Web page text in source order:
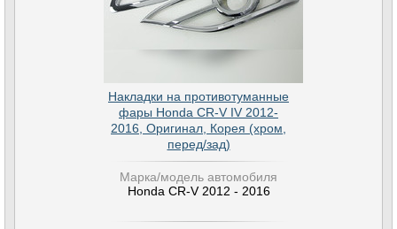
Накладки на противотуманные
фары Honda CR-V IV 2012-
2016, Оригинал, Корея (хром,
перед/зад)
Марка/модель автомобиля
Honda CR-V 2012 - 2016